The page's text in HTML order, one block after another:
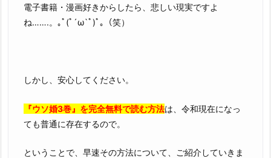
電子書籍・漫画好きからしたら、悲しい現実ですよ
ね…….。｡ﾟ(ﾟ´ω`ﾟ)ﾟ｡（笑）
しかし、安心してください。
『ウソ婚3巻』を完全無料で読む方法は、令和現在になっ
ても普通に存在するので。
ということで、早速その方法について、ご紹介していきま